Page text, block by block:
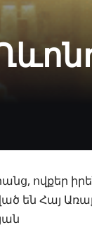
ովքեր
են Հայ